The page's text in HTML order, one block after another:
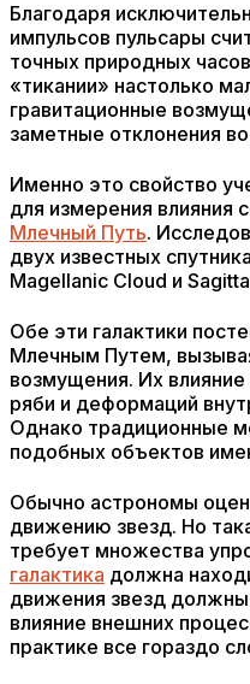
Благодаря
импульсов пульсары
точных природных
«тикании» настолько
гравитационные
заметные отклонения во
Именно это свойство
для измерения влияния
Млечный Путь.
двух известных
Magellanic Cloud и
Обе эти галактики
Млечным Путем,
возмущения. Их
ряби и деформаций
Однако традиционные
подобных объектов
Обычно астрономы
движению звезд. Но
требует множества
галактика должна
движения звезд
влияние внешних
практике все гораздо